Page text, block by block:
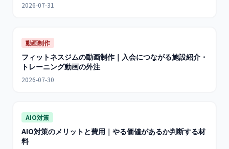
2026-07-31
動画制作
フィットネスジムの動画制作｜入会につながる施設紹介・
トレーニング動画の外注
2026-07-30
AIO対策
AIO対策のメリットと費用｜やる価値があるか判断する材
料